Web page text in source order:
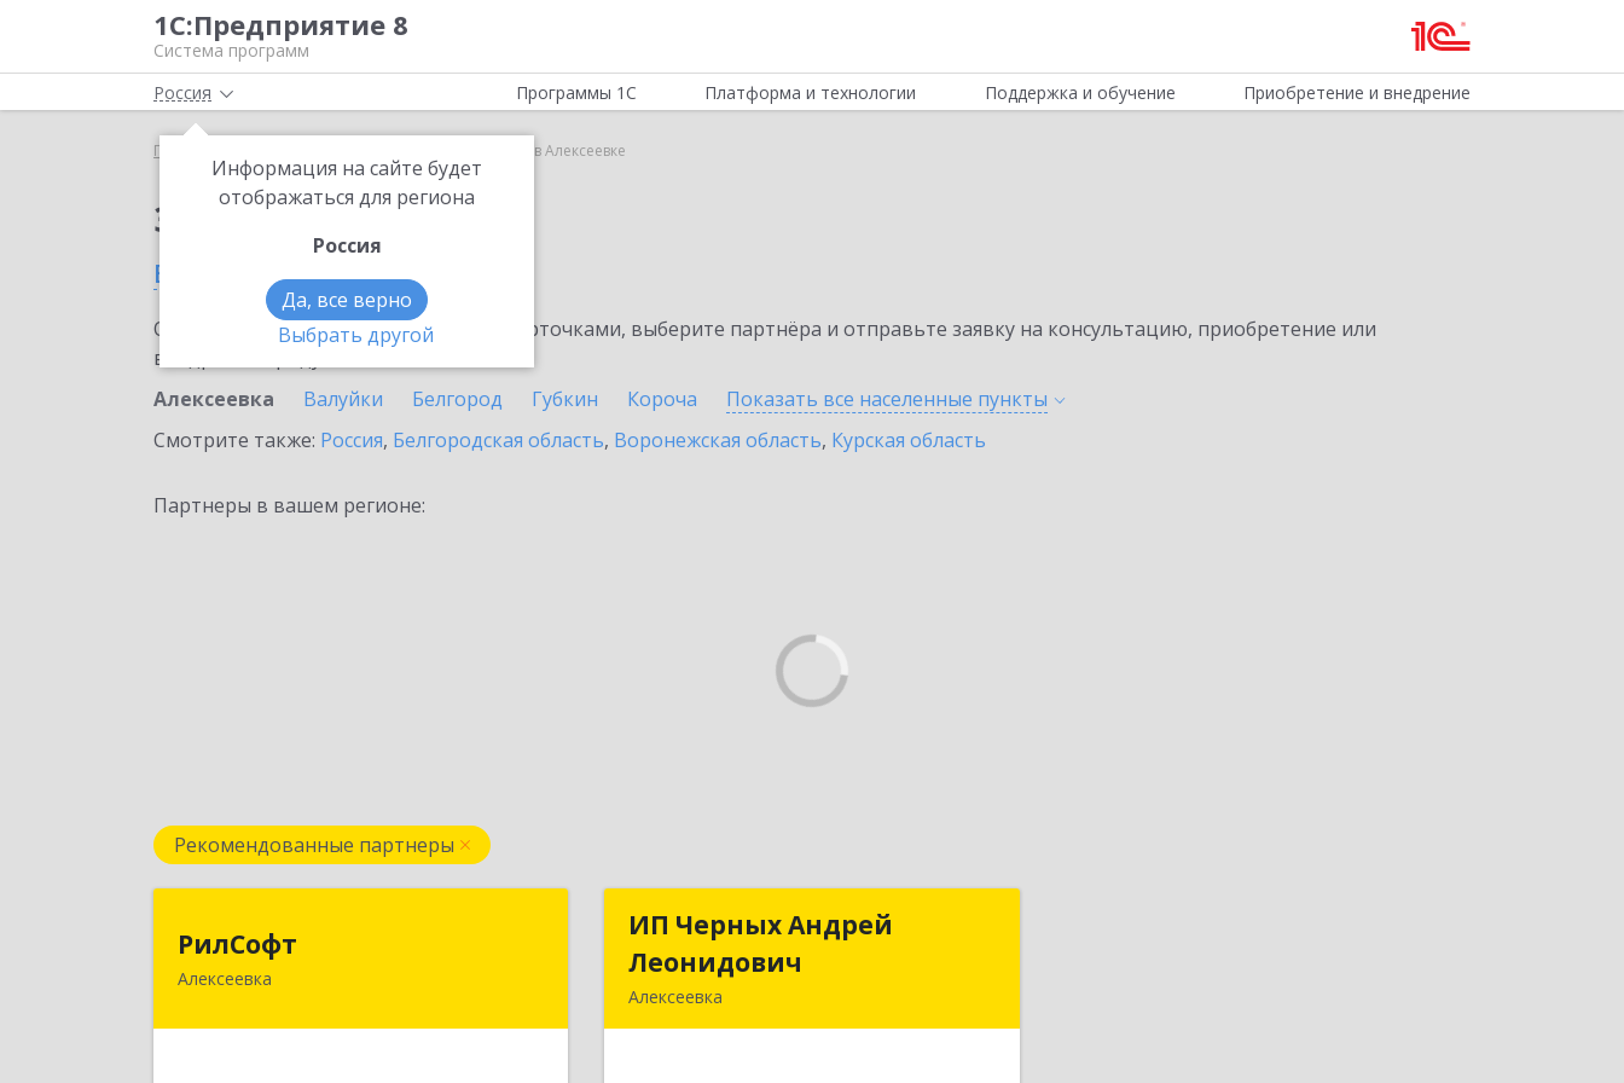
1С:Предприятие 8
Система программ
Россия
Информация на сайте будет
отображаться для региона
Россия
Да, все верно
Выбрать другой
Программы 1С Платформа и технологии Поддержка и обучение Приобретение и внедрение
Главная 1С:Курьер в Алексеевке
Заказать 1С:Курьер
в Алексеевке
Ознакомьтесь с информационными карточками, выберите партнёра и отправьте заявку на консультацию, приобретение или
внедрение продукта.
Алексеевка
Валуйки Белгород Губкин Короча Показать все населенные пункты
Смотрите также: Россия, Белгородская область, Воронежская область, Курская область
Партнеры в вашем регионе:
Рекомендованные партнеры
РилСофт
Алексеевка
ИП Черных Андрей
Леонидович
Алексеевка
ИП Черных Андрей